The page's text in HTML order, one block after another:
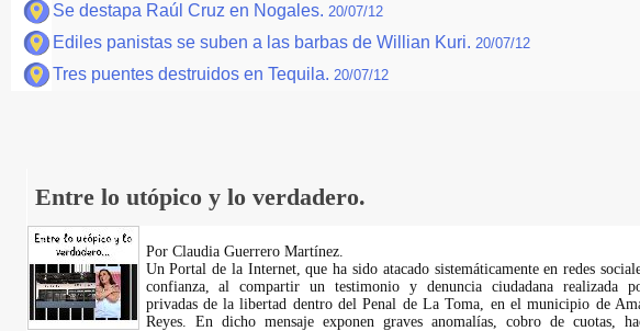
Se destapa Raúl Cruz en Nogales. 20/07/12
Ediles panistas se suben a las barbas de Willian Kuri. 20/07/12
Tres puentes destruidos en Tequila. 20/07/12
Entre lo utópico y lo verdadero.
Por Claudia Guerrero Martínez.
​Un Portal de la Internet, que ha sido atacado sistemáticamente en redes
confianza, al compartir un testimonio y denuncia ciudadana realizada
privadas de la libertad dentro del Penal de La Toma, en el municipio de
Reyes. En dicho mensaje exponen graves anomalías, cobro de cuotas,